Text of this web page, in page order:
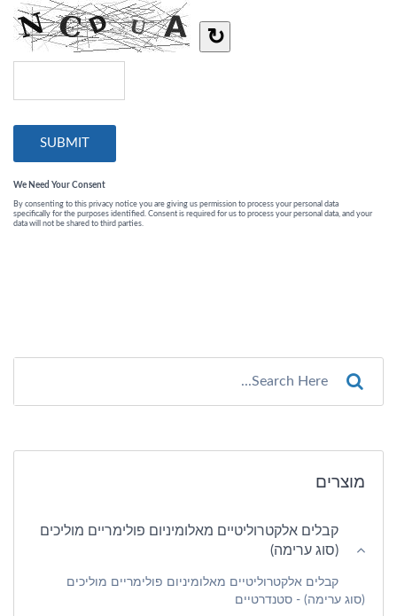
מוצרים
קבלים אלקטרוליטיים מאלומיניום פולימריים מוליכים
(סוג ערימה)
קבלים אלקטרוליטיים מאלומיניום פולימריים מוליכים
(סוג ערימה) - סטנדרטיים